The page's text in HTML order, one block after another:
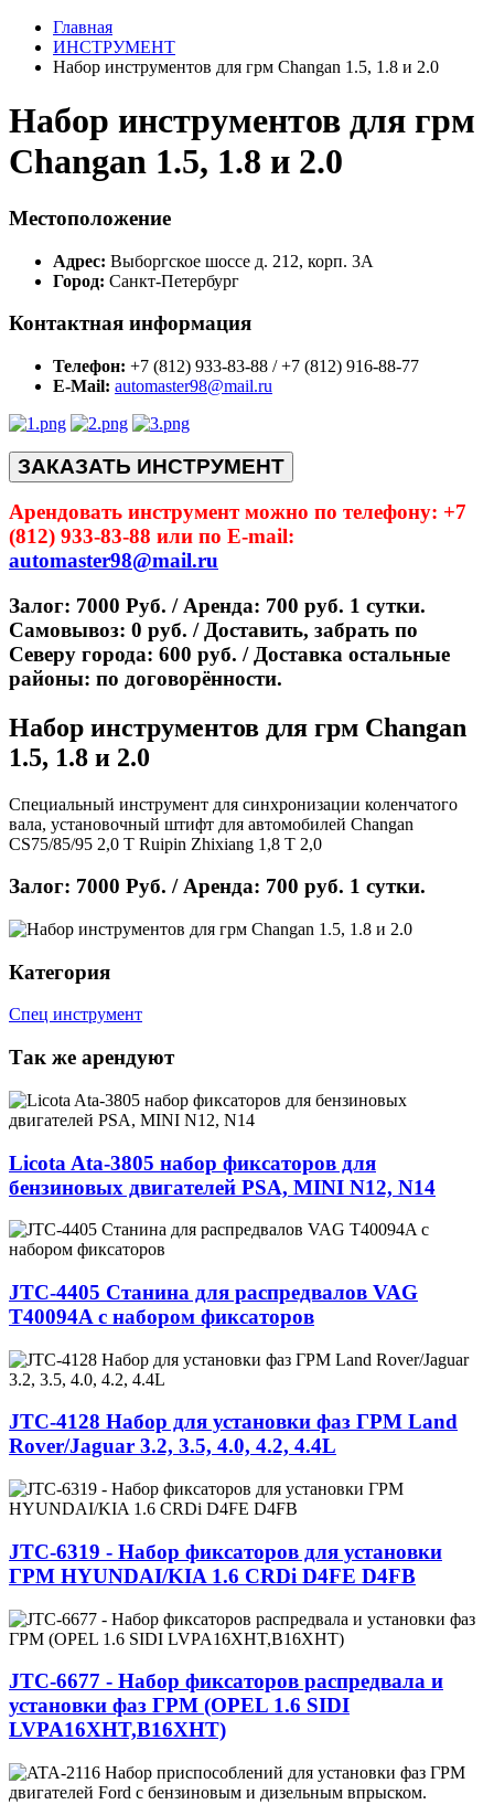
Главная
ИНСТРУМЕНТ
Набор инструментов для грм Changan 1.5, 1.8 и 2.0
Набор инструментов для грм
Changan 1.5, 1.8 и 2.0
Местоположение
Адрес: Выборгское шоссе д. 212, корп. 3А
Город: Санкт-Петербург
Контактная информация
Телефон: +7 (812) 933-83-88 / +7 (812) 916-88-77
E-Mail: automaster98@mail.ru
ЗАКАЗАТЬ ИНСТРУМЕНТ
Арендовать инструмент можно по телефону: +7
(812) 933-83-88 или по E-mail:
automaster98@mail.ru
Залог: 7000 Руб. / Аренда: 700 руб. 1 сутки.
Самовывоз: 0 руб. / Доставить, забрать по
Северу города: 600 руб. / Доставка остальные
районы: по договорённости.
Набор инструментов для грм Changan
1.5, 1.8 и 2.0
Специальный инструмент для синхронизации коленчатого
вала, установочный штифт для автомобилей Changan
CS75/85/95 2,0 T Ruipin Zhixiang 1,8 T 2,0
Залог: 7000 Руб. / Аренда: 700 руб. 1 сутки.
Категория
Спец инструмент
Так же арендуют
Licota Ata-3805 набор фиксаторов для
бензиновых двигателей PSA, MINI N12, N14
JТС-4405 Cтанина для распредвалов VAG
T40094A с набором фиксаторов
JTC-4128 Набор для установки фаз ГРМ Land
Rover/Jaguar 3.2, 3.5, 4.0, 4.2, 4.4L
JTC-6319 - Набор фиксаторов для установки
ГРМ HYUNDAI/KIA 1.6 CRDi D4FE D4FB
JTC-6677 - Набор фиксаторов распредвала и
установки фаз ГРМ (OPEL 1.6 SIDI
LVPA16XHT,B16XHT)